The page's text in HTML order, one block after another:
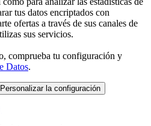
tus datos encriptados con
ofertas a través de sus canales de
sus servicios.
comprueba tu configuración y
Datos.
Personalizar la configuración